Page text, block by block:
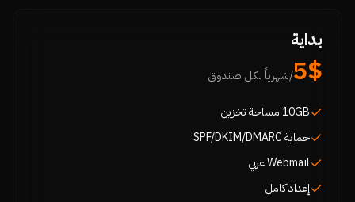
بداية
5$/شهرياً لكل صندوق
10GB مساحة تخزين
حماية SPF/DKIM/DMARC
Webmail عربي
إعداد كامل